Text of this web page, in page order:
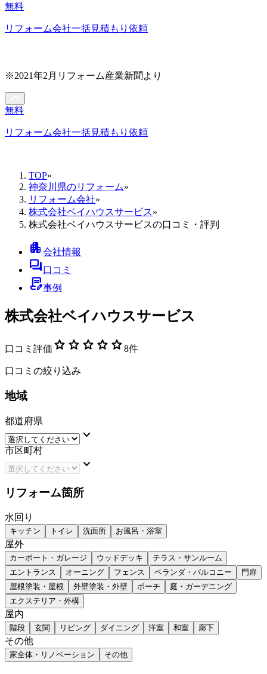
無料
リフォーム会社一括見積もり依頼
※2021年2月リフォーム産業新聞より
無料
リフォーム会社一括見積もり依頼
TOP»
神奈川県のリフォーム»
リフォーム会社»
株式会社ベイハウスサービス»
株式会社ベイハウスサービスの口コミ・評判
apartment会社情報
forum口コミ
contract_edit事例
株式会社ベイハウスサービス
口コミ評価 star star star star star8件
口コミの絞り込み
地域
都道府県
keyboard_arrow_down
市区町村
keyboard_arrow_down
リフォーム箇所
水回り
キッチン トイレ 洗面所 お風呂・浴室
屋外
カーポート・ガレージ ウッドデッキ
テラス・サンルーム
エントランス
オーニング フェンス ベランダ・バルコニー
門扉
屋根塗装・屋根
外壁塗装・外壁 ポーチ
庭・ガーデニング
エクステリア・外構
屋内
階段 玄関 リビング ダイニング 洋室 和室 廊下
その他
家全体・リノベーション その他